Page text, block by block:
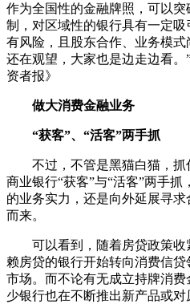
作为全国性的金融牌照，可以
制，对区域性的银行具有一定
有风险，且股东合作、业务模
还在观望，大家也是边走边看
资者报》
做大消费金融业务
“获客”、“活客”两手抓
不过，不管是黑猫白猫，抓
商业银行“获客”与“活客”两手
的业务实力，还是向外延展寻
而来。
可以看到，随着房贷政策收
赖房贷的银行开始转向消费信
市场。而不论有无成立持牌消
少银行也在不断推出新产品或